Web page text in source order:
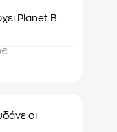
Planet B
οι